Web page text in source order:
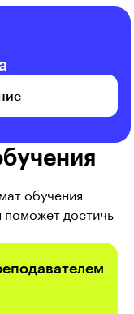
обучения
поможет достичь